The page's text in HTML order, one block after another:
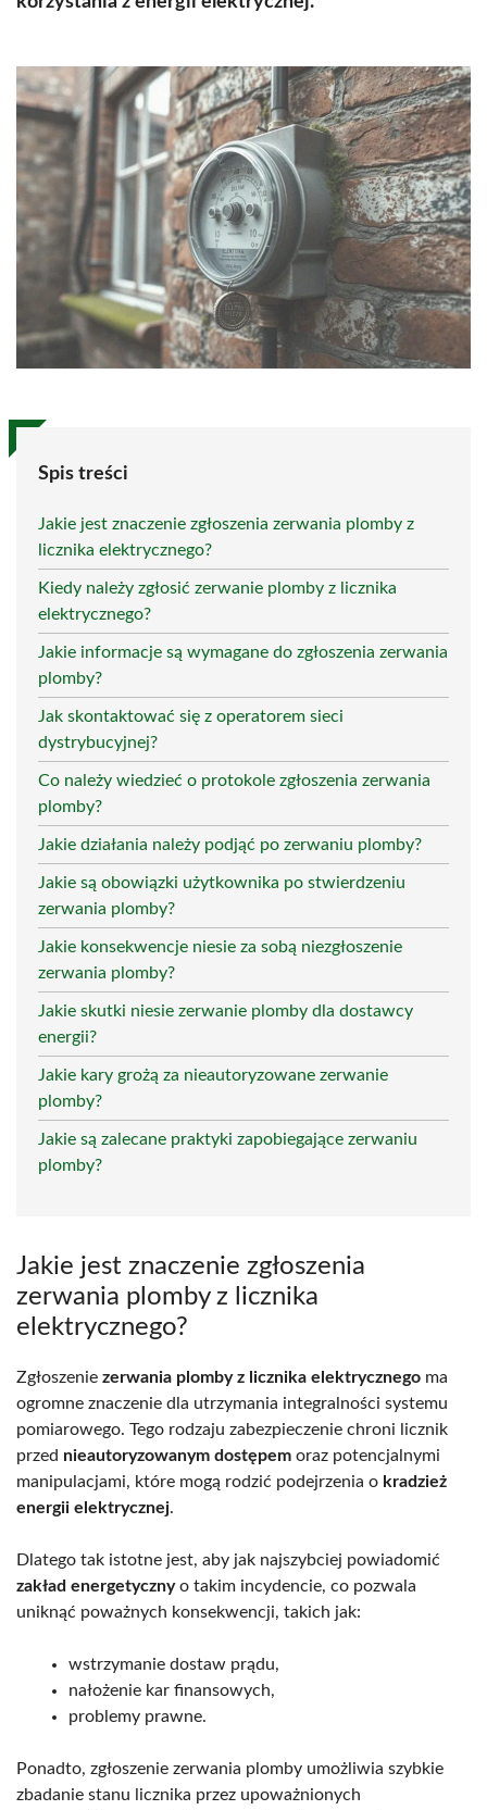
Spis treści
Jakie jest znaczenie zgłoszenia zerwania plomby z
licznika elektrycznego?
Kiedy należy zgłosić zerwanie plomby z licznika
elektrycznego?
Jakie informacje są wymagane do zgłoszenia zerwania
plomby?
Jak skontaktować się z operatorem sieci
dystrybucyjnej?
Co należy wiedzieć o protokole zgłoszenia zerwania
plomby?
Jakie działania należy podjąć po zerwaniu plomby?
Jakie są obowiązki użytkownika po stwierdzeniu
zerwania plomby?
Jakie konsekwencje niesie za sobą niezgłoszenie
zerwania plomby?
Jakie skutki niesie zerwanie plomby dla dostawcy
energii?
Jakie kary grożą za nieautoryzowane zerwanie
plomby?
Jakie są zalecane praktyki zapobiegające zerwaniu
plomby?
Jakie jest znaczenie zgłoszenia
zerwania plomby z licznika
elektrycznego?
Zgłoszenie zerwania plomby z licznika elektrycznego ma
ogromne znaczenie dla utrzymania integralności systemu
pomiarowego. Tego rodzaju zabezpieczenie chroni licznik
przed nieautoryzowanym dostępem oraz potencjalnymi
manipulacjami, które mogą rodzić podejrzenia o kradzież
energii elektrycznej.
Dlatego tak istotne jest, aby jak najszybciej powiadomić
zakład energetycznyo takim incydencie, co pozwala
uniknąć poważnych konsekwencji, takich jak:
wstrzymanie dostaw prądu,
nałożenie kar finansowych,
problemy prawne.
Ponadto, zgłoszenie zerwania plomby umożliwia szybkie
zbadanie stanu licznika przez upoważnionych